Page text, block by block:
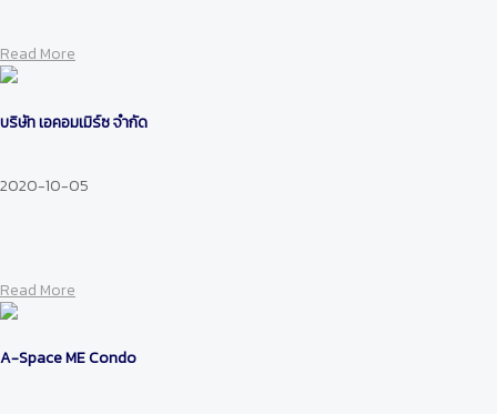
Read More
บริษัท เอคอมเมิร์ซ จำกัด
2020-10-05
Read More
A-Space ME Condo